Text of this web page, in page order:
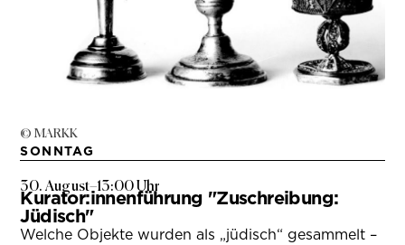
© MARKK
SONNTAG
30. August–13:00 Uhr
Kurator:innenführung "Zuschreibung:
Jüdisch"
Welche Objekte wurden als „jüdisch“ gesammelt –